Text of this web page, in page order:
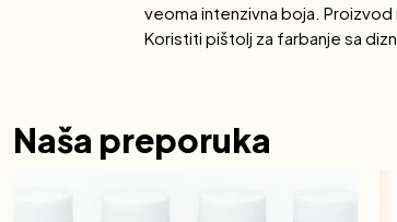
veoma intenzivna boja.
Koristiti pištolj za farbanje sa
Naša preporuka